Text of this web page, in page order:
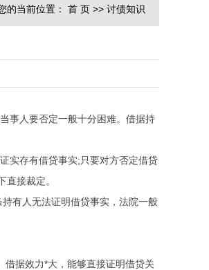
的当前位置： 首 页 >> 讨债知识
事人要否定一般十分困难。借据持
实存有借贷事实;只要对方否定借贷
接裁定。
有人无法证明借贷事实，法院一般
借据效力*大，能够直接证明借贷关